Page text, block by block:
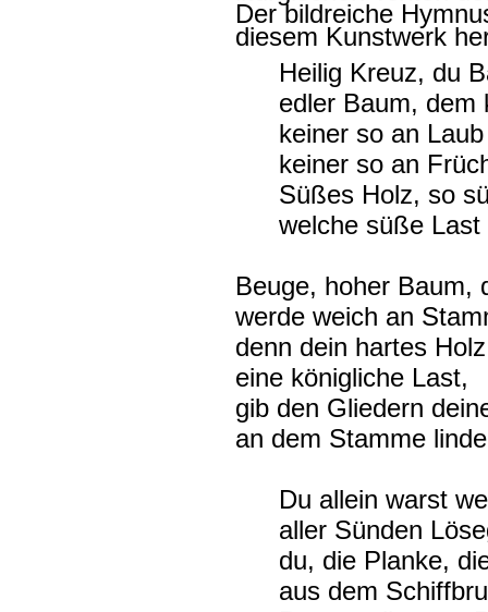
Der bildreiche
diesem Kunstwerk
Heilig Kreuz, du
edler Baum, dem
keiner so an
keiner so an
Süßes Holz, so
welche süße Last
Beuge, hoher Baum,
werde weich an
denn dein hartes
eine königliche Last,
gib den Gliedern
an dem Stamme
Du allein warst
aller Sünden
du, die Planke,
aus dem